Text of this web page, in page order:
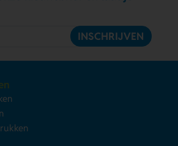
INSCHRIJVEN